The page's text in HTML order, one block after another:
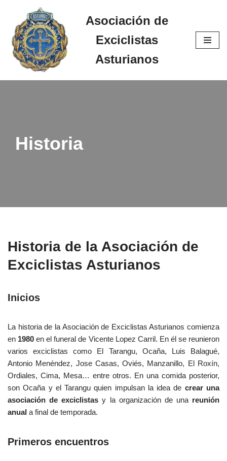
Saltar
al
contenido
Asociación de
Exciclistas
Asturianos
Historia
Historia de la Asociación de
Exciclistas Asturianos
Inicios
La historia de la Asociación de Exciclistas Asturianos comienza
en 1980 en el funeral de Vicente Lopez Carril. En él se reunieron
varios exciclistas como El Tarangu, Ocaña, Luis Balagué,
Antonio Menéndez, Jose Casas, Oviés, Manzanillo, El Roxín,
Ordiales, Cima, Mesa… entre otros. En una comida posterior,
son Ocaña y el Tarangu quien impulsan la idea de crear una
asociación de exciclistas y la organización de una reunión
anual a final de temporada.
Primeros encuentros